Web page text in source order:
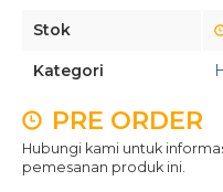
Stok
Kategori
PRE ORDER
Hubungi kami untuk
pemesanan produk ini.